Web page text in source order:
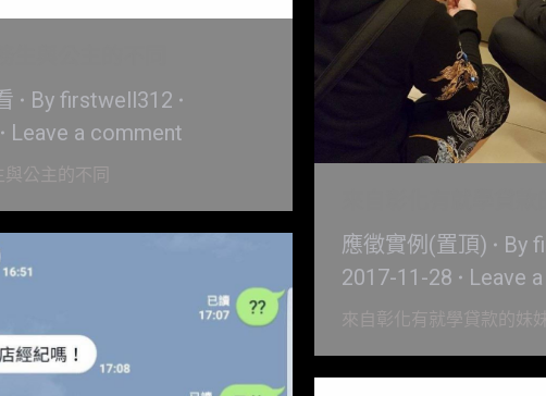
By firstwell312
Leave a comment
公主的不同
應徵實例(置頂) By
2017-11-28
Leave
來自彰化有就學貸款的妹